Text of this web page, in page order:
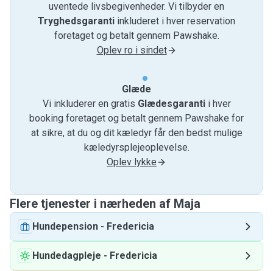
uventede livsbegivenheder. Vi tilbyder en
Tryghedsgaranti inkluderet i hver reservation
foretaget og betalt gennem Pawshake.
Oplev ro i sindet
Glæde
Vi inkluderer en gratis Glædesgarantii hver
booking foretaget og betalt gennem Pawshake for
at sikre, at du og dit kæledyr får den bedst mulige
kæledyrsplejeoplevelse.
Oplev lykke
Flere tjenester i nærheden af ​​Maja
Hundepension - Fredericia
Hundedagpleje - Fredericia